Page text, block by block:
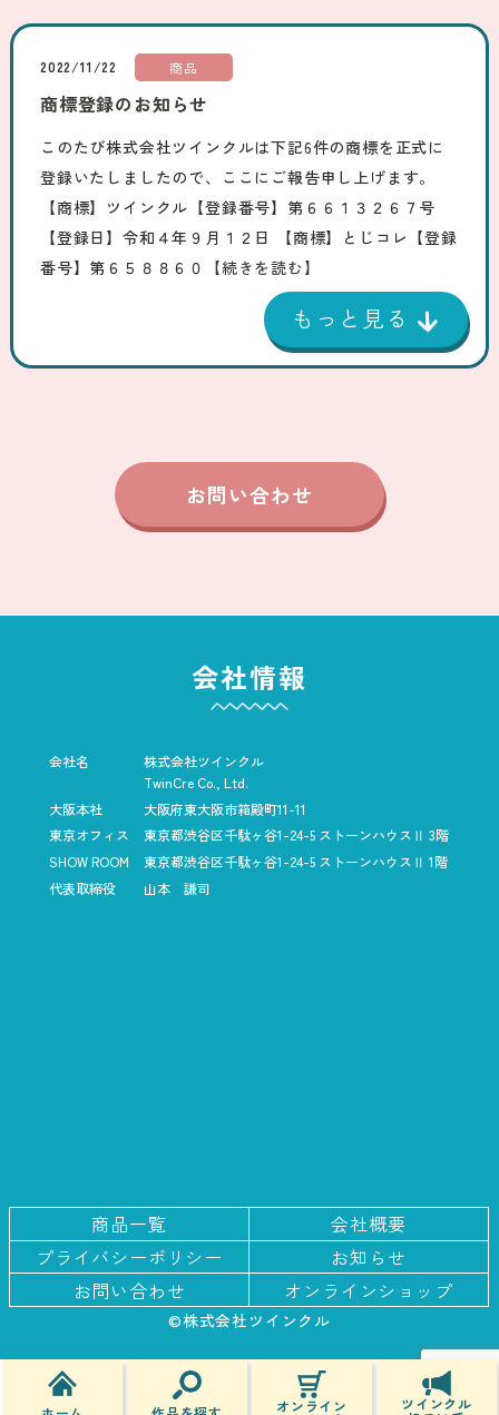
2022/11/22 商品
商標登録のお知らせ
このたび株式会社ツインクルは下記6件の商標を正式に
登録いたしましたので、ここにご報告申し上げます。
【商標】ツインクル【登録番号】第６６１３２６７号
【登録日】令和４年９月１２日 【商標】とじコレ【登録
番号】第６５８８６０
【続きを読む】
お問い合わせ
オンライン ツインクル
会社情報
会社名
株式会社ツインクル
TwinCre Co., Ltd.
大阪本社
大阪府東大阪市箱殿町11-11
東京オフィス
東京都渋谷区千駄ヶ谷1-24-5 ストーンハウスⅡ 3階
SHOW ROOM
東京都渋谷区千駄ヶ谷1-24-5 ストーンハウスⅡ 1階
代表取締役
山本 謙司
商品一覧
会社概要
プライバシーポリシー
お知らせ
お問い合わせ
オンラインショップ
©株式会社ツインクル